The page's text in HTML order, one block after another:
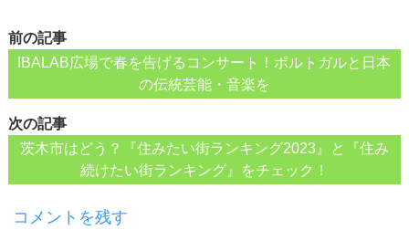
前の記事
IBALAB広場で春を告げるコンサート！ポルトガルと日本
の伝統芸能・音楽を
次の記事
茨木市はどう？『住みたい街ランキング2023』と『住み
続けたい街ランキング』をチェック！
コメントを残す